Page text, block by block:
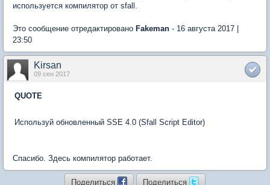
используется компилятор от sfall.
Это сообщение отредактировано Fakeman - 16 августа 2017 |
23:50
Kirsan
09 сен 2017
QUOTE
Используй обновленный SSE 4.0 (Sfall Script Editor)
Спасибо. Здесь компилятор работает.
Поделиться Поделиться